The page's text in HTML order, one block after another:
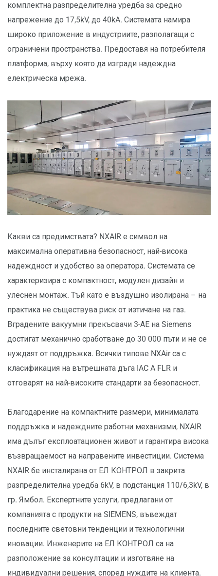
комплектна разпределителна уредба за средно
напрежение до 17,5kV, до 40kA. Системата намира
широко приложение в индустриите, разполагащи с
ограничени пространства. Предоставя на потребителя
платформа, върху която да изгради надеждна
електрическа мрежа.
Какви са предимствата? NXAIR е символ на
максимална оперативна безопасност, най-висока
надеждност и удобство за оператора. Системата се
характеризира с компактност, модулен дизайн и
улеснен монтаж. Тъй като е въздушно изолирана – на
практика не съществува риск от изтичане на газ.
Вградените вакуумни прекъсвачи 3-АЕ на Siemens
достигат механично сработване до 30 000 пъти и не се
нуждаят от поддръжка. Всички типове NXAir са с
класификация на вътрешната дъга IAC A FLR и
отговарят на най-високите стандарти за безопасност.
Благодарение на компактните размери, минималата
поддръжка и надеждните работни механизми, NXAIR
има дълъг експлоатационен живот и гарантира висока
възвращаемост на направените инвестиции. Система
NXAIR бе инсталирана от ЕЛ КОНТРОЛ в закрита
разпределителна уредба 6kV, в подстанция 110/6,3kV, в
гр. Ямбол. Експертните услуги, предлагани от
компанията с продукти на SIEMENS, въвеждат
последните световни тенденции и технологични
иновации. Инженерите на ЕЛ КОНТРОЛ са на
разположение за консултации и изготвяне на
индивидуални решения, според нуждите на клиента.